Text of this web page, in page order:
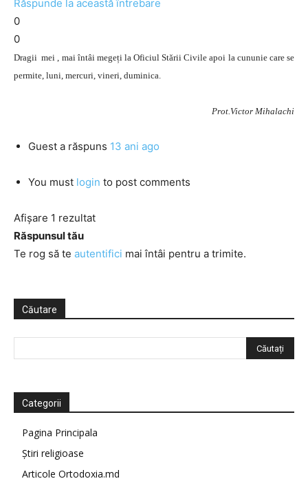
Răspunde la această întrebare
0
0
Dragii mei , mai întâi megeți la Oficiul Stării Civile apoi la cununie care se
permite, luni, mercuri, vineri, duminica.
Prot.Victor Mihalachi
Guest a răspuns 13 ani ago
You must login to post comments
Afișare 1 rezultat
Răspunsul tău
Te rog să te autentifici mai întâi pentru a trimite.
Căutare
Categorii
Pagina Principala
Știri religioase
Articole Ortodoxia.md